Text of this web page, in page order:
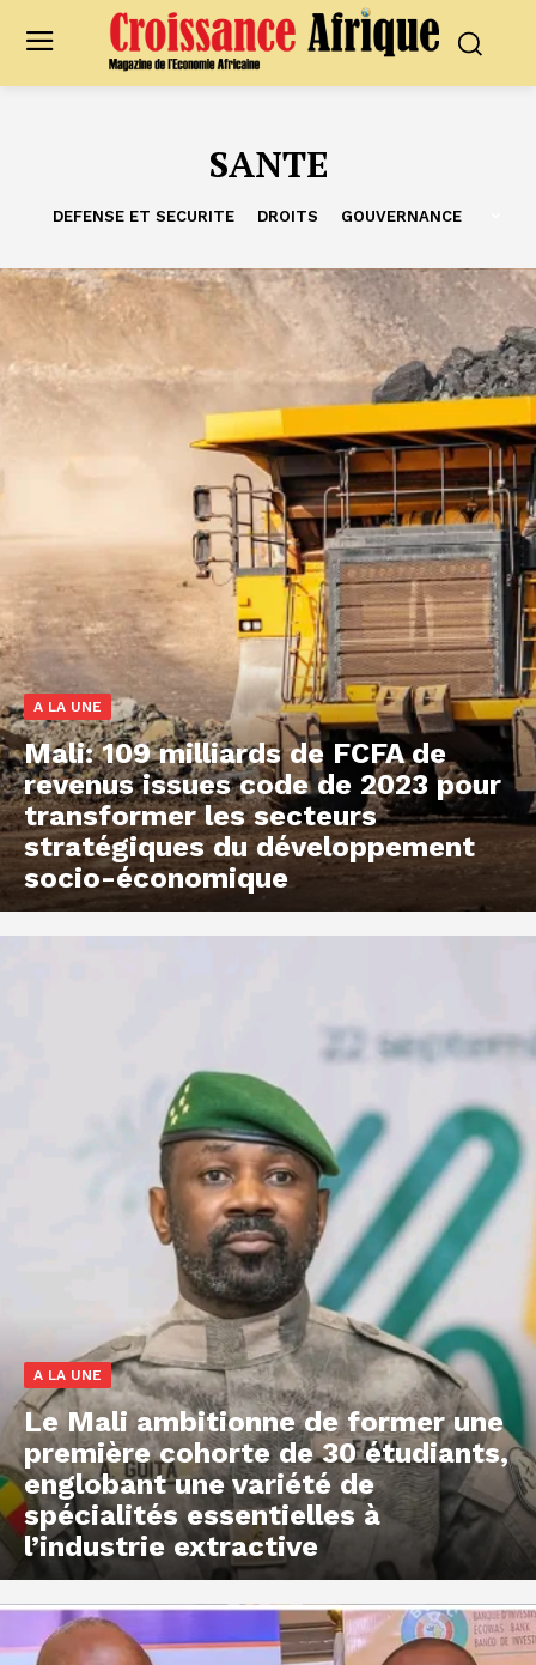
SANTE
DEFENSE ET SECURITE DROITS GOUVERNANCE
A LA UNE
Mali: 109 milliards de FCFA de
revenus issues code de 2023 pour
transformer les secteurs
stratégiques du développement
socio-économique
A LA UNE
Le Mali ambitionne de former une
première cohorte de 30 étudiants,
englobant une variété de
spécialités essentielles à
l’industrie extractive